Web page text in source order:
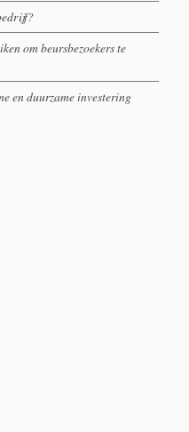
om beursbezoekers te
en duurzame investering